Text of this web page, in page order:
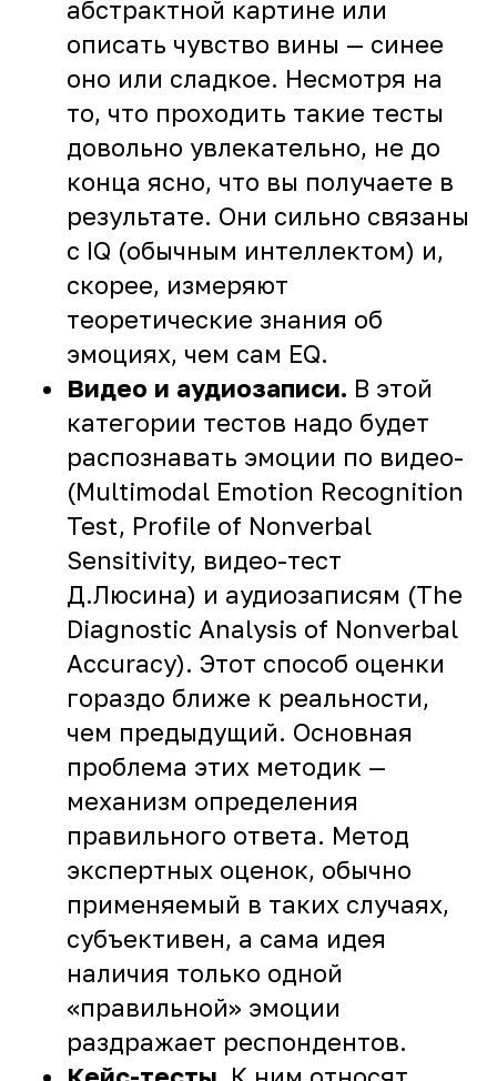
абстрактной картине или
описать чувство вины — синее
оно или сладкое. Несмотря на
то, что проходить такие тесты
довольно увлекательно, не до
конца ясно, что вы получаете в
результате. Они сильно связаны
с IQ (обычным интеллектом) и,
скорее, измеряют
теоретические знания об
эмоциях, чем сам EQ.
Видео и аудиозаписи. В этой
категории тестов надо будет
распознавать эмоции по видео-
(Multimodal Emotion Recognition
Test, Profile of Nonverbal
Sensitivity, видео-тест
Д.Люсина) и аудиозаписям (The
Diagnostic Analysis of Nonverbal
Accuracy). Этот способ оценки
гораздо ближе к реальности,
чем предыдущий. Основная
проблема этих методик —
механизм определения
правильного ответа. Метод
экспертных оценок, обычно
применяемый в таких случаях,
субъективен, а сама идея
наличия только одной
«правильной» эмоции
раздражает респондентов.